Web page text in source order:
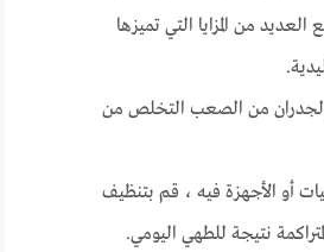
من المزايا التي تميزها
من الصعب التخلص من
أو الأجهزة فيه ، قم بتنظيف
نتيجة للطهي اليومي.